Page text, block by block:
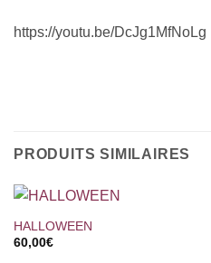
https://youtu.be/DcJg1MfNoLg
PRODUITS SIMILAIRES
HALLOWEEN
60,00€